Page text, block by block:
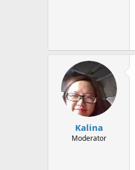
Kalina
Moderator